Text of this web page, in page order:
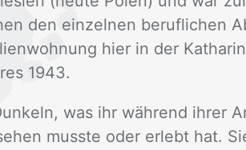
den ein­zel­nen be­ruf­li­chen
hier in der
1943.
was ihr wäh­rend ih­rer
muss­te oder er­lebt hat.